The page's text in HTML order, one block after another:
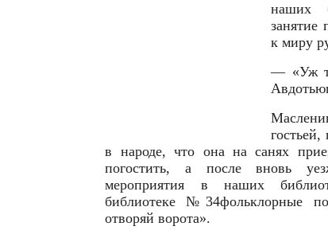
наших
занятие
к миру
— «Уж
в народе, что она на санях
погостить, а после вновь
мероприятия в наших
библиотеке №34фольклорные
отворяй ворота».